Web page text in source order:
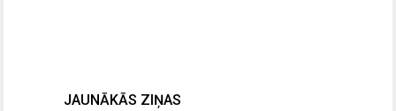
JAUNĀKĀS ZIŅAS